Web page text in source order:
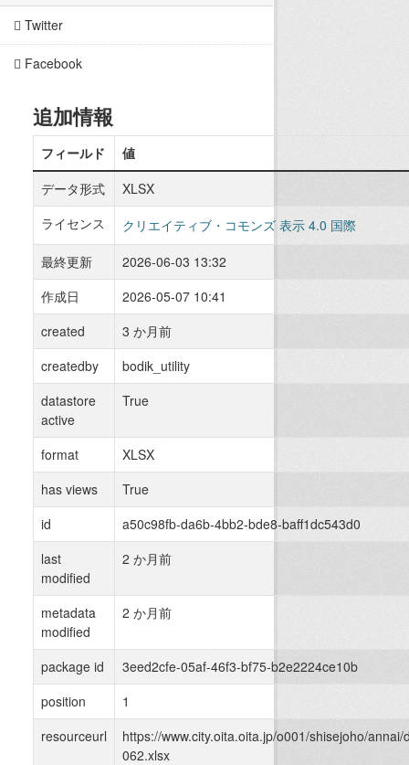
Twitter
Facebook
追加情報
フィールド
値
データ形式
XLSX
ライセンス
クリエイティブ・コモンズ 表示 4.0 国際
最終更新
2026-06-03 13:32
作成日
2026-05-07 10:41
created
3 か月前
createdby
bodik_utility
datastore
active
True
format
XLSX
has views
True
id
a50c98fb-da6b-4bb2-bde8-baff1dc543d0
last
modified
2 か月前
metadata
modified
2 か月前
package id
3eed2cfe-05af-46f3-bf75-b2e2224ce10b
position
1
resourceurl
https://www.city.oita.oita.jp/o001/shisejoho/
062.xlsx